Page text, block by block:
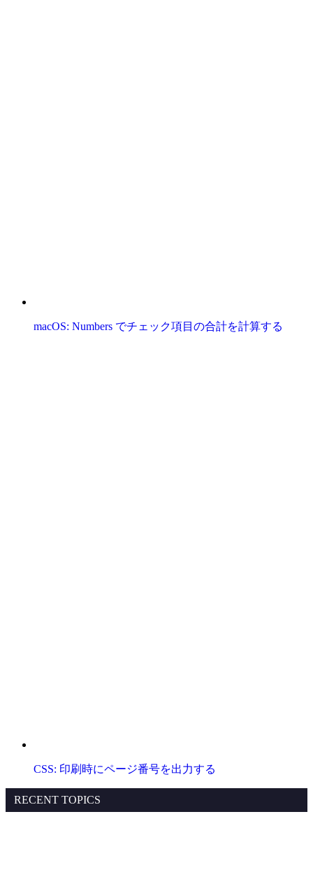
macOS: Numbers でチェック項目の合計を計算する
CSS: 印刷時にページ番号を出力する
RECENT TOPICS